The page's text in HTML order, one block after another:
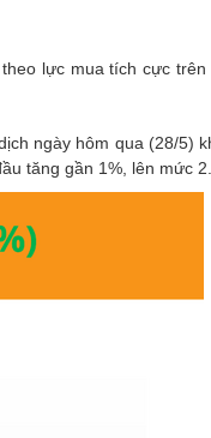
lực mua tích cực
ngày hôm qua (28/5)
tăng gần 1%, lên mức